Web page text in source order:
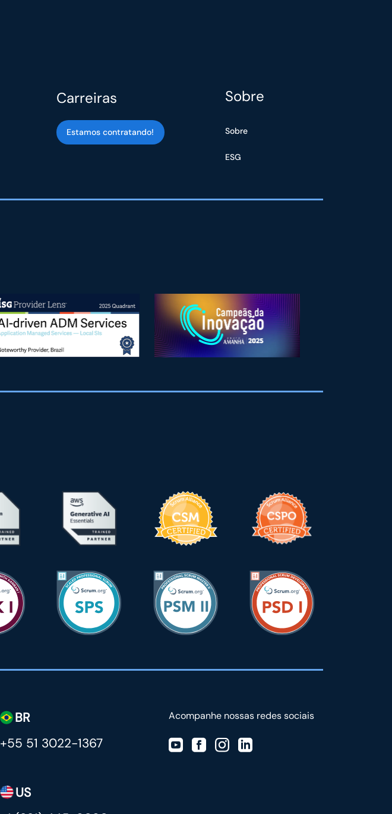
Carreiras
Estamos contratando!
Sobre
Sobre
ESG
BR
+55 51 3022-1367
US
Acompanhe nossas redes sociais